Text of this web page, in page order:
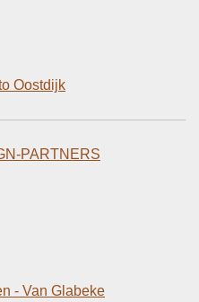
Oostdijk
PARTNERS
- Van Glabeke